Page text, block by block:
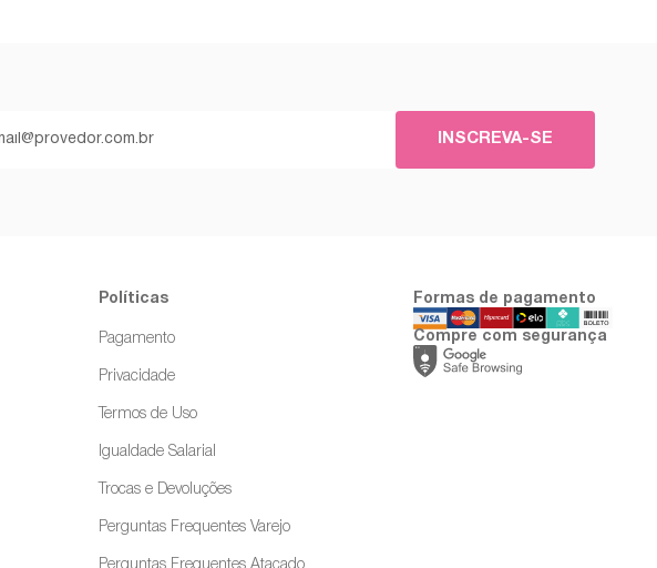
INSCREVA-SE
Políticas
Pagamento
Privacidade
Termos de Uso
Igualdade Salarial
Trocas e Devoluções
Perguntas Frequentes Varejo
Perguntas Frequentes Atacado
Formas de pagamento
Compre com segurança